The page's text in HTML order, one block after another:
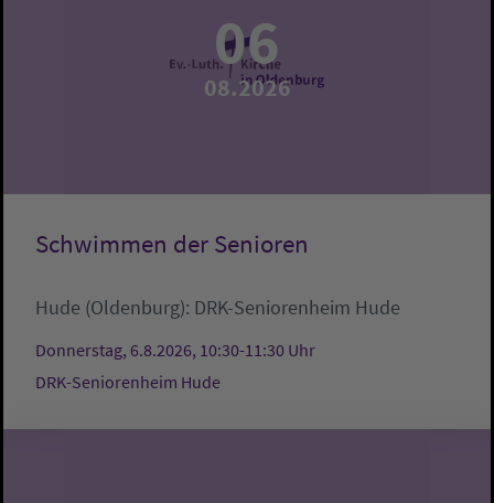
06
08.2026
Schwimmen der Senioren
Hude (Oldenburg): DRK-Seniorenheim Hude
Donnerstag, 6.8.2026, 10:30-11:30 Uhr
DRK-Seniorenheim Hude